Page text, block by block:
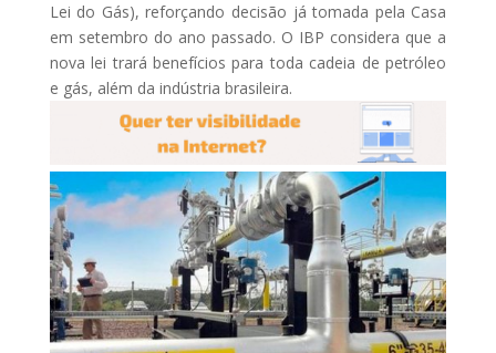
Lei do Gás), reforçando decisão já tomada pela Casa
em setembro do ano passado. O IBP considera que a
nova lei trará benefícios para toda cadeia de petróleo
e gás, além da indústria brasileira.